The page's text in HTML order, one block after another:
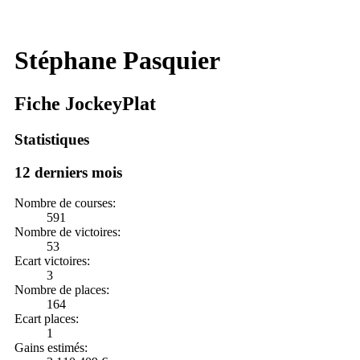
Stéphane Pasquier
Fiche JockeyPlat
Statistiques
12 derniers mois
Nombre de courses:
591
Nombre de victoires:
53
Ecart victoires:
3
Nombre de places:
164
Ecart places:
1
Gains estimés: